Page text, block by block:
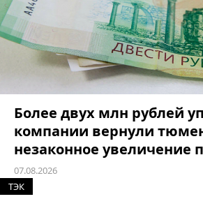
Более двух млн рублей
компании вернули
незаконное увеличение
07.08.2026
ТЭК